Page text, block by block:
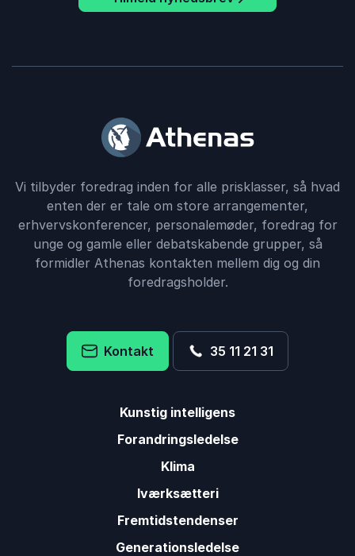
Vi tilbyder foredrag inden for alle prisklasser, så hvad
enten der er tale om store arrangementer,
erhvervskonferencer, personalemøder, foredrag for
unge og gamle eller debatskabende grupper, så
formidler Athenas kontakten mellem dig og din
foredragsholder.
Kontakt 35 11 21 31
Kunstig intelligens
Forandringsledelse
Klima
Iværksætteri
Fremtidstendenser
Generationsledelse